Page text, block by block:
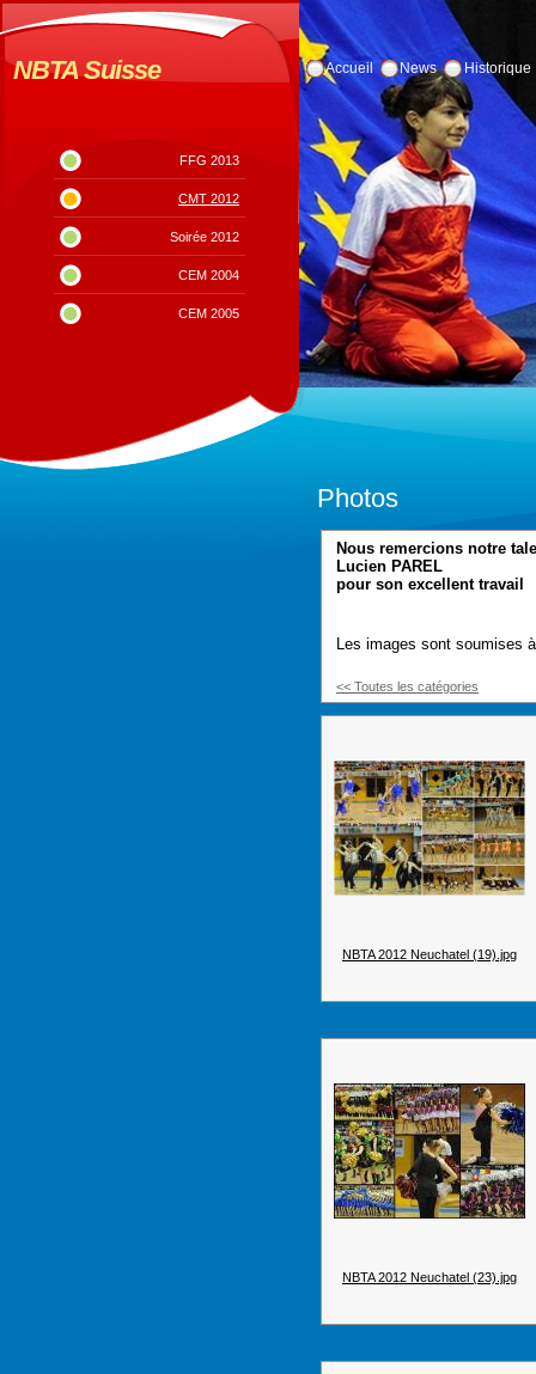
NBTA Suisse
FFG 2013
CMT 2012
Soirée 2012
CEM 2004
CEM 2005
Accueil News Historique
Photos
Nous remercions notre
Lucien PAREL
pour son excellent travail
Les images sont soumises
<< Toutes les catégories
NBTA 2012 Neuchatel (19).jpg
NBTA 2012 Neuchatel (23).jpg